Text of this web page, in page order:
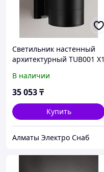
Светильник настенный
архитектурный TUB001 X1
В наличии
35 053₸
Купить
Алматы Электро Снаб